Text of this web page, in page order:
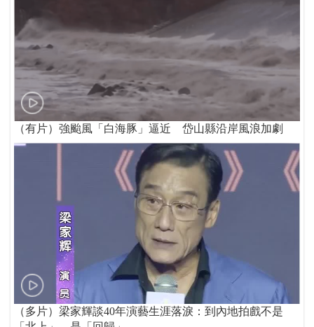
（有片）強颱風「白海豚」逼近 岱山縣沿岸風浪加劇
（多片）梁家輝談40年演藝生涯落淚：到內地拍戲不是